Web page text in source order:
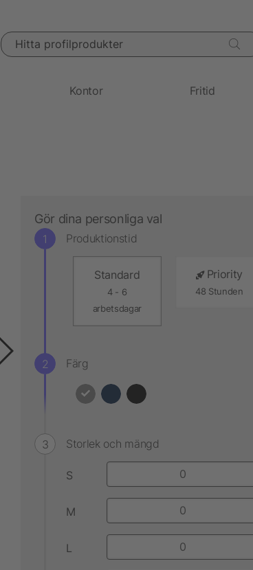
Hitta profilprodukter
Kontor Fritid
Gör dina personliga val
Produktionstid
Standard
4 - 6
arbetsdagar
Priority
48 Stunden
Färg
Storlek och mängd
S
M
L